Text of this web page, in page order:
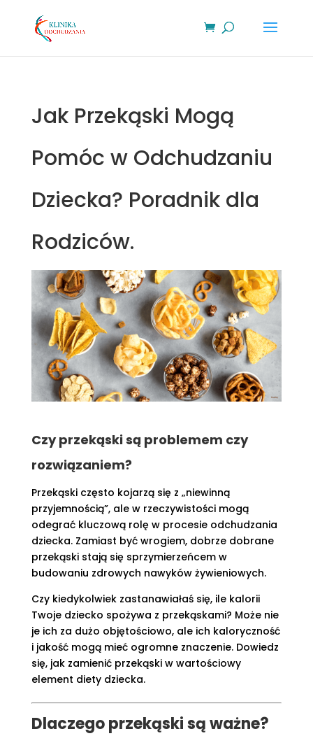
Jak Przekąski Mogą
Pomóc w Odchudzaniu
Dziecka? Poradnik dla
Rodziców.
Czy przekąski są problemem czy
rozwiązaniem?
Przekąski często kojarzą się z „niewinną
przyjemnością”, ale w rzeczywistości mogą
odegrać kluczową rolę w procesie odchudzania
dziecka. Zamiast być wrogiem, dobrze dobrane
przekąski stają się sprzymierzeńcem w
budowaniu zdrowych nawyków żywieniowych.
Czy kiedykolwiek zastanawiałaś się, ile kalorii
Twoje dziecko spożywa z przekąskami? Może nie
je ich za dużo objętościowo, ale ich kaloryczność
i jakość mogą mieć ogromne znaczenie. Dowiedz
się, jak zamienić przekąski w wartościowy
element diety dziecka.
Dlaczego przekąski są ważne?